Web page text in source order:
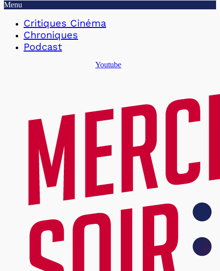
Menu
Critiques Cinéma
Chroniques
Podcast
Youtube